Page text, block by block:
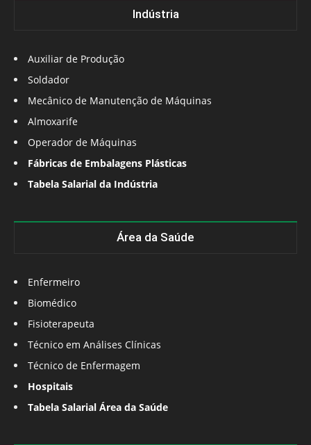
Indústria
Auxiliar de Produção
Soldador
Mecânico de Manutenção de Máquinas
Almoxarife
Operador de Máquinas
Fábricas de Embalagens Plásticas
Tabela Salarial da Indústria
Área da Saúde
Enfermeiro
Biomédico
Fisioterapeuta
Técnico em Análises Clínicas
Técnico de Enfermagem
Hospitais
Tabela Salarial Área da Saúde